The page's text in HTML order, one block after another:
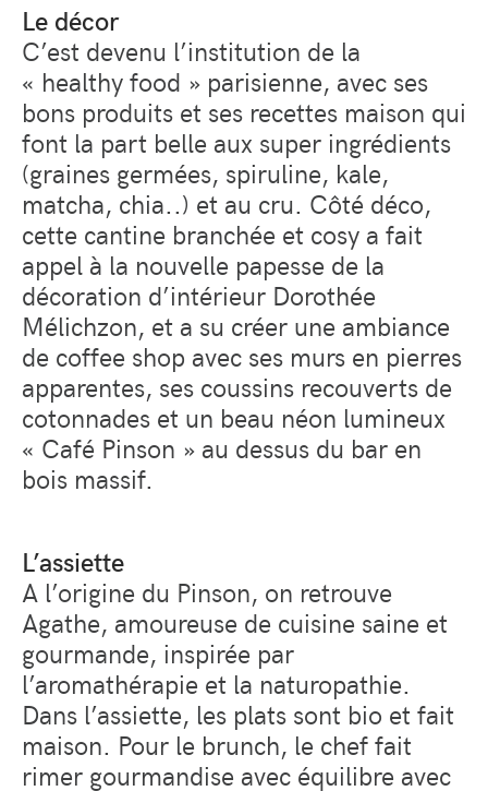
Le décor
C’est devenu l’institution de la
« healthy food » parisienne, avec ses
bons produits et ses recettes maison qui
font la part belle aux super ingrédients
(graines germées, spiruline, kale,
matcha, chia..) et au cru. Côté déco,
cette cantine branchée et cosy a fait
appel à la nouvelle papesse de la
décoration d’intérieur Dorothée
Mélichzon, et a su créer une ambiance
de coffee shop avec ses murs en pierres
apparentes, ses coussins recouverts de
cotonnades et un beau néon lumineux
« Café Pinson » au dessus du bar en
bois massif.
L’assiette
A l’origine du Pinson, on retrouve
Agathe, amoureuse de cuisine saine et
gourmande, inspirée par
l’aromathérapie et la naturopathie.
Dans l’assiette, les plats sont bio et fait
maison. Pour le brunch, le chef fait
rimer gourmandise avec équilibre avec